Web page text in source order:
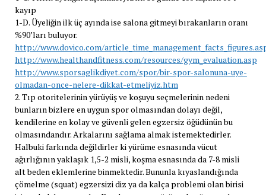
kayıp
1-D. Üyeliğin ilk üç ayında ise salona gitmeyi bırakanların oranı
%90’ları buluyor.
http://www.dovico.com/
http://www.healthandfitness.com/resources/gym_evaluation.asp
http://www.sporsaglikdiyet.com/spor/bir-spor-salonuna-uye-
olmadan-once-nelere-dikkat-etmeliyiz.htm
2. Tıp otoritelerinin yürüyüş ve koşuyu seçmelerinin nedeni
bunların bizlere en uygun spor olmasından dolayı değil,
kendilerine en kolay ve güvenli gelen egzersiz öğüdünün bu
olmasındandır. Arkalarını sağlama almak istemektedirler.
Halbuki farkında değildirler ki yürüme esnasında vücut
ağırlığının yaklaşık 1,5-2 misli, koşma esnasında da 7-8 misli
alt beden eklemlerine binmektedir. Bununla kıyaslandığında
çömelme (squat) egzersizi diz ya da kalça problemi olan birisi